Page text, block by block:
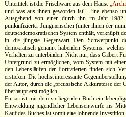
Untertitelt ist die Frischware aus dem Hause
und was aus ihnen geworden ist“. Eine ebenso
Ausgehend von einer durch ihn im Jahr 1982
punkinfizierter Jungmenschen (unter ihnen der
deutschdemokratischen System enthält, verknüpft
in die jüngste Gegenwart. Den Schwerpunkt
demokratisch genannt habenden Systems,
Verhalten zu unterbinden. Nicht nur, dass Gilbert
Untergrund zu ermöglichen, vom System mit
den Lebensläufen der Porträtierten finden sich
ersticken. Die höchst interessante
der Autor, durch die „preussische Akkuratesse
überhaupt erst möglich.
Furian ist mit dem vorliegenden Buch ein
Entwicklung jugendlicher Lebensentwürfe ins
Kauf des Buches ist somit eine lohnende Investition